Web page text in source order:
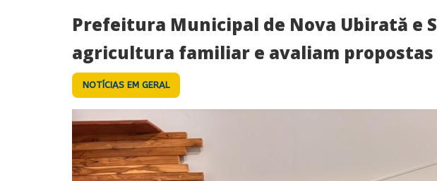
Prefeitura Municipal de Nova Ubirată e
agricultura familiar e avaliam
NOTÍCIAS EM GERAL